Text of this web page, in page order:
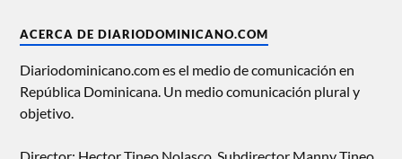
ACERCA DE DIARIODOMINICANO.COM
Diariodominicano.com es el medio de comunicación en
República Dominicana. Un medio comunicación plural y
objetivo.